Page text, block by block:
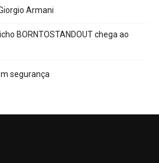
Armani
BORNTOSTANDOUT chega ao
segurança